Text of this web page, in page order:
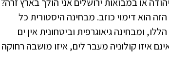
הוא דימוי כוזב. מבחינה היסטורית כל
ומבחינה גיאוגרפית וביטחונית אין ים
איזו קולוניה מעבר לים, איזו מושבה רחוקה